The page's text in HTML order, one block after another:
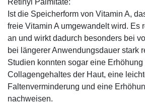
Ist die Speicherform von Vitamin A,
freie Vitamin A umgewandelt wird. Es
an und wirkt dadurch besonders bei
bei längerer Anwendungsdauer stark
Studien konnten sogar eine Erhöhung
Collagengehaltes der Haut, eine
Faltenverminderung und eine
nachweisen.